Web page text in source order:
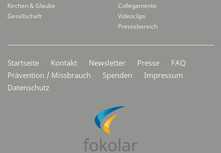
Kirchen & Glaube
Gesellschaft
Collegamento
Videoclips
Pressebereich
Startseite Kontakt Newsletter Presse
FAQ
Prävention / Missbrauch
Spenden
Impressum
Datenschutz